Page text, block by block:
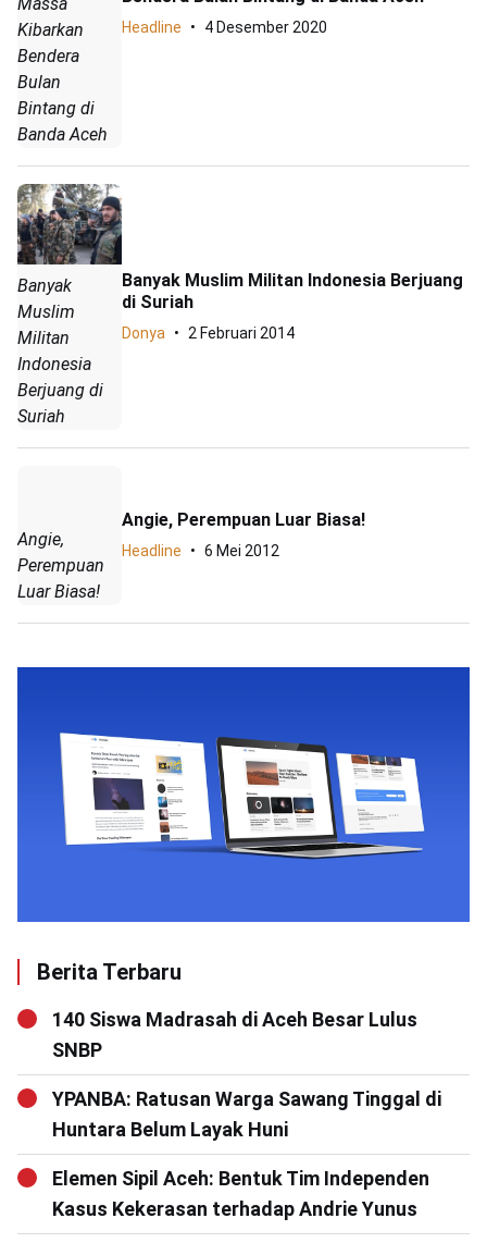
Massa
Kibarkan
Bendera
Bulan
Bintang di
Banda Aceh
Headline 4 Desember 2020
Banyak
Muslim
Militan
Indonesia
Berjuang di
Suriah
Banyak Muslim Militan Indonesia Berjuang
di Suriah
Donya 2 Februari 2014
Angie,
Perempuan
Luar Biasa!
Angie, Perempuan Luar Biasa!
Headline 6 Mei 2012
Berita Terbaru
140 Siswa Madrasah di Aceh Besar Lulus
SNBP
YPANBA: Ratusan Warga Sawang Tinggal di
Huntara Belum Layak Huni
Elemen Sipil Aceh: Bentuk Tim Independen
Kasus Kekerasan terhadap Andrie Yunus